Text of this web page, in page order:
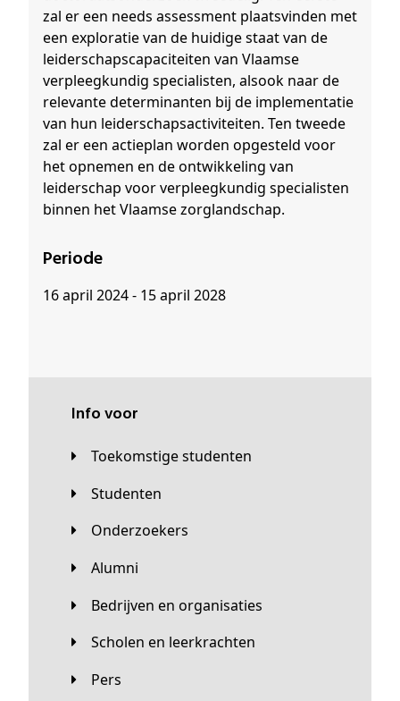
zal er een needs assessment plaatsvinden met
een exploratie van de huidige staat van de
leiderschapscapaciteiten van Vlaamse
verpleegkundig specialisten, alsook naar de
relevante determinanten bij de implementatie
van hun leiderschapsactiviteiten. Ten tweede
zal er een actieplan worden opgesteld voor
het opnemen en de ontwikkeling van
leiderschap voor verpleegkundig specialisten
binnen het Vlaamse zorglandschap.
Periode
16 april 2024 - 15 april 2028
Info voor
Toekomstige studenten
Studenten
Onderzoekers
Alumni
Bedrijven en organisaties
Scholen en leerkrachten
Pers